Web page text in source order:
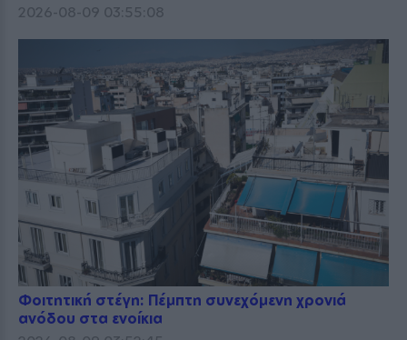
2026-08-09 03:55:08
Φοιτητική στέγη: Πέμπτη συνεχόμενη χρονιά
ανόδου στα ενοίκια